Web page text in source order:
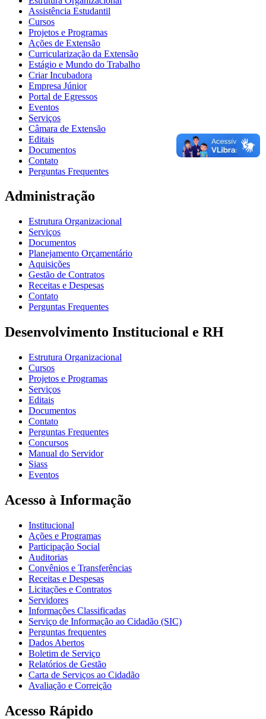
Assistência Estudantil
Cursos
Projetos e Programas
Ações de Extensão
Curricularização da Extensão
Estágio e Mundo do Trabalho
Criar Incubadora
Empresa Júnior
Portal de Egressos
Eventos
Serviços
Câmara de Extensão
Editais
Documentos
Contato
Perguntas Frequentes
Administração
Estrutura Organizacional
Serviços
Documentos
Planejamento Orçamentário
Aquisições
Gestão de Contratos
Receitas e Despesas
Contato
Perguntas Frequentes
Desenvolvimento Institucional e RH
Estrutura Organizacional
Cursos
Projetos e Programas
Serviços
Editais
Documentos
Contato
Perguntas Frequentes
Concursos
Manual do Servidor
Siass
Eventos
Acesso à Informação
Institucional
Ações e Programas
Participação Social
Auditorias
Convênios e Transferências
Receitas e Despesas
Licitações e Contratos
Servidores
Informações Classificadas
Serviço de Informação ao Cidadão (SIC)
Perguntas frequentes
Dados Abertos
Boletim de Serviço
Relatórios de Gestão
Carta de Serviços ao Cidadão
Avaliação e Correição
Acesso Rápido